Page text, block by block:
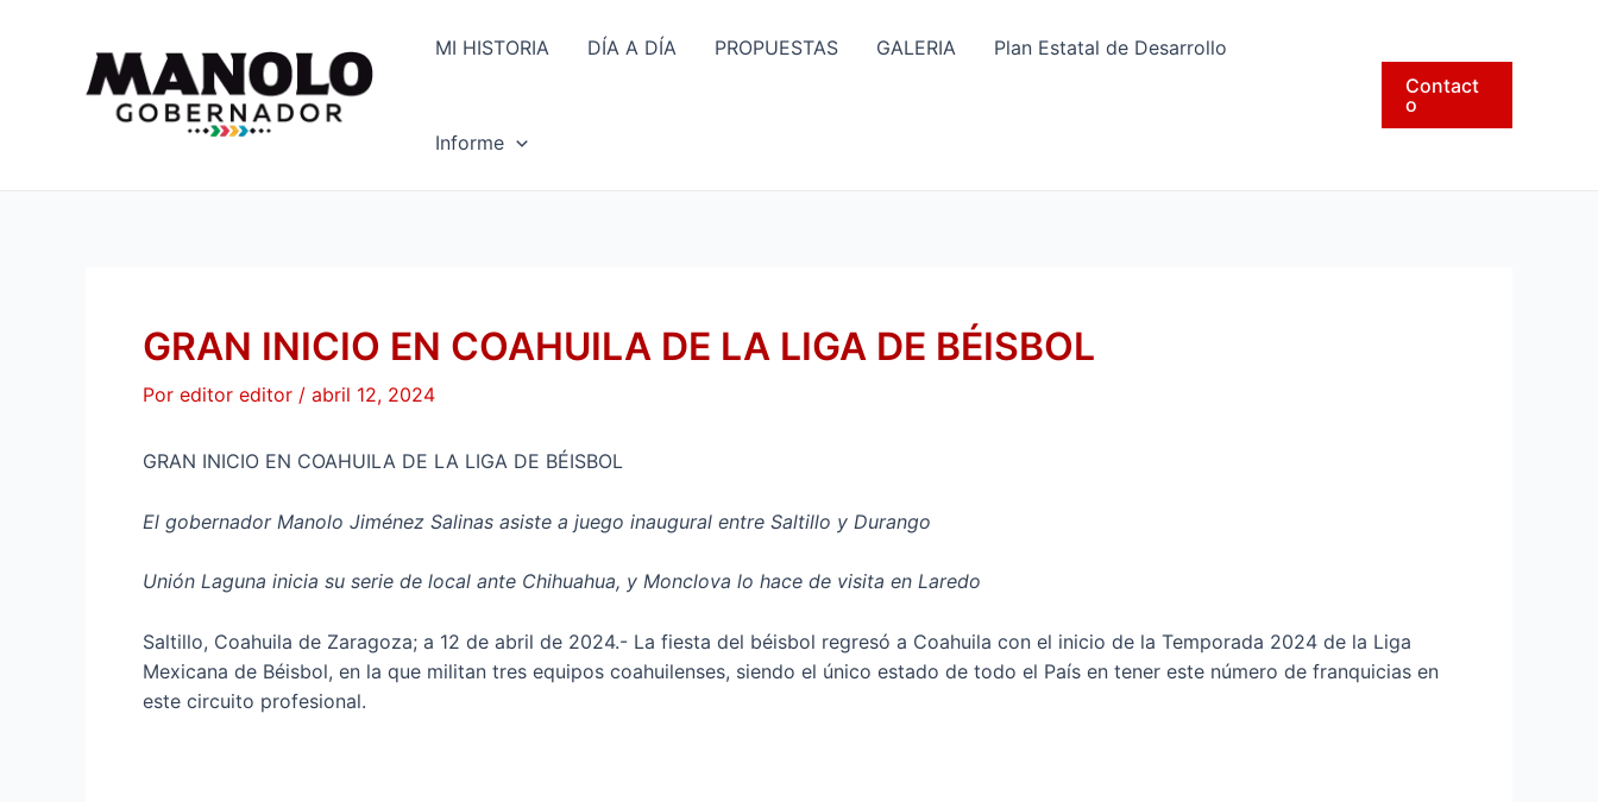
MI HISTORIA DÍA A DÍA PROPUESTAS GALERIA Plan Estatal de Desarrollo
Informe
Contact
o
GRAN INICIO EN COAHUILA DE LA LIGA DE BÉISBOL
Por editor editor / abril 12, 2024
GRAN INICIO EN COAHUILA DE LA LIGA DE BÉISBOL
El gobernador Manolo Jiménez Salinas asiste a juego inaugural entre Saltillo y Durango
Unión Laguna inicia su serie de local ante Chihuahua, y Monclova lo hace de visita en Laredo
Saltillo, Coahuila de Zaragoza; a 12 de abril de 2024.- La fiesta del béisbol regresó a Coahuila con el inicio de la Temporada 2024 de la Liga
Mexicana de Béisbol, en la que militan tres equipos coahuilenses, siendo el único estado de todo el País en tener este número de franquicias en
este circuito profesional.
entradas